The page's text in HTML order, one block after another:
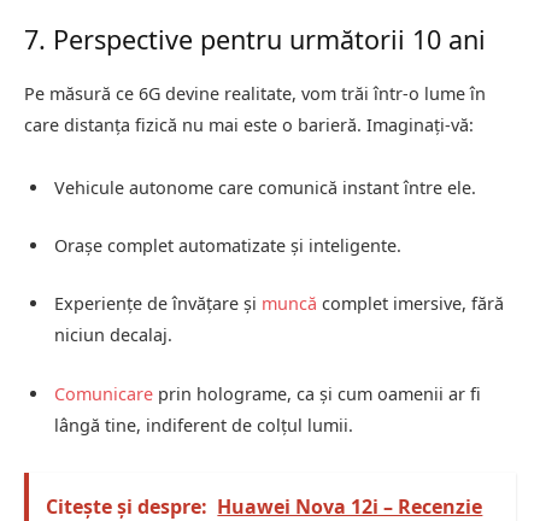
7. Perspective pentru următorii 10 ani
Pe măsură ce 6G devine realitate, vom trăi într-o lume în
care distanța fizică nu mai este o barieră. Imaginați-vă:
Vehicule autonome care comunică instant între ele.
Orașe complet automatizate și inteligente.
Experiențe de învățare și muncă complet imersive, fără
niciun decalaj.
Comunicare prin holograme, ca și cum oamenii ar fi
lângă tine, indiferent de colțul lumii.
Citește și despre: Huawei Nova 12i – Recenzie